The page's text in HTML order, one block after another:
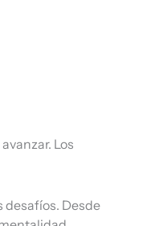
Los
desafíos. Desde